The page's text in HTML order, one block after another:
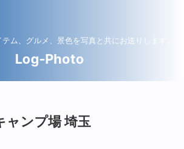
ム、グルメ、景色を写真と共にお送りします。
Log-Photo
ャンプ場 埼玉